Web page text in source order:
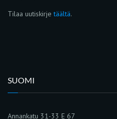
Tilaa uutiskirjetäältä.
SUOMI
Annankatu 31-33 E 67